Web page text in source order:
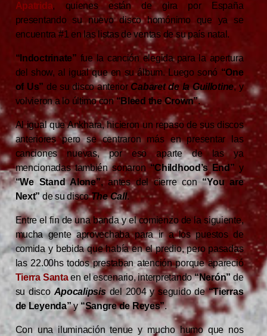
Apatrida, quienes están de gira por España
presentando su nuevo disco homónimo que ya se
encuentra #1 en las listas de ventas de su país natal.
“Indoctrinate” fue la canción elegida para la apertura
del show, al igual que en su álbum. Luego sonó “One
of Us” de su disco anterior Cabaret de la Guillotine, y
volvieron a lo último con “Bleed the Crown”.
Al igual que Ankhara, hicieron un repaso de sus discos
anteriores pero se centraron más en presentar las
canciones nuevas, por eso aparte de las ya
mencionadas también sonaron “Childhood’s End” y
“We Stand Alone”, antes del cierre con“You are
Next”de su discoThe Call.
Entre el fin de una banda y el comienzo de la siguiente,
mucha gente aprovechaba para ir a los puestos de
comida y bebida que había en el predio, pero pasadas
las 22.00hs todos prestaban atención porque apareció
Tierra Santaen el escenario, interpretando“Nerón” de
su discoApocalipsisdel 2004 y seguido de“Tierras
de Leyenda”y “Sangre de Reyes”.
Con una iluminación tenue y mucho humo que nos